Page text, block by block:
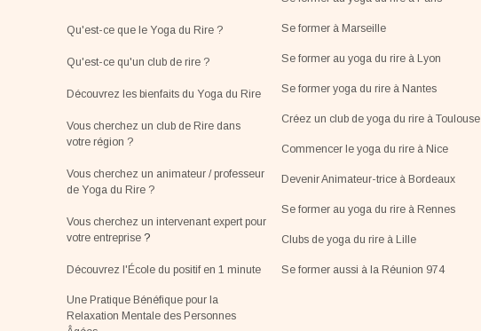
Qu'est-ce que le Yoga du Rire ?
Qu'est-ce qu'un club de rire ?
Découvrez les bienfaits du Yoga du Rire
Vous cherchez un club de Rire dans
votre région ?
Vous cherchez un animateur / professeur
de Yoga du Rire ?
Vous cherchez un intervenant expert pour
votre entreprise?
Découvrez l'École du positif en 1 minute
Une Pratique Bénéfique pour la
Relaxation Mentale des Personnes
Se former à Marseille
Se former au yoga du rire à Lyon
Se former yoga du rire à Nantes
Créez un club de yoga du rire à Toulouse
Commencer le yoga du rire à Nice
Devenir Animateur-trice à Bordeaux
Se former au yoga du rire à Rennes
Clubs de yoga du rire à Lille
Se former aussi à la Réunion 974